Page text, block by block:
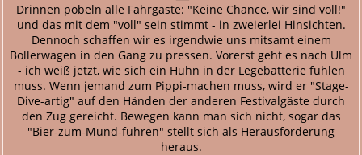
Drinnen pöbeln alle Fahrgäste: "Keine Chance, wir sind voll!"
und das mit dem "voll" sein stimmt - in zweierlei Hinsichten.
Dennoch schaffen wir es irgendwie uns mitsamt einem
Bollerwagen in den Gang zu pressen. Vorerst geht es nach Ulm
- ich weiß jetzt, wie sich ein Huhn in der Legebatterie fühlen
muss. Wenn jemand zum Pippi-machen muss, wird er "Stage-
Dive-artig" auf den Händen der anderen Festivalgäste durch
den Zug gereicht. Bewegen kann man sich nicht, sogar das
"Bier-zum-Mund-führen" stellt sich als Herausforderung
heraus.